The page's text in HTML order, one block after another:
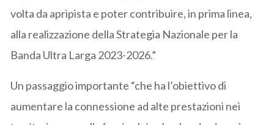
volta da apripista e poter contribuire, in prima linea,
alla realizzazione della Strategia Nazionale per la
Banda Ultra Larga 2023-2026.”
Un passaggio importante “che ha l’obiettivo di
aumentare la connessione ad alte prestazioni nei